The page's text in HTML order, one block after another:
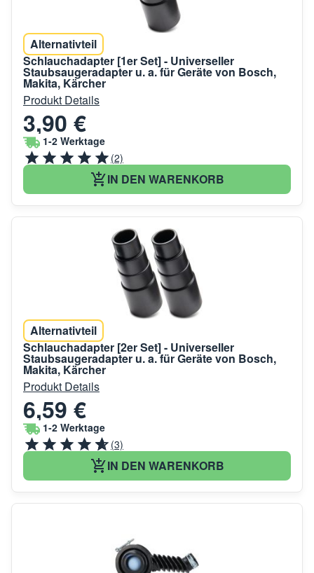
Alternativteil
Schlauchadapter [1er Set] - Universeller
Staubsaugeradapter u. a. für Geräte von Bosch,
Makita, Kärcher
Produkt Details
3,90 €
1-2 Werktage
(2)
IN DEN WARENKORB
Alternativteil
Schlauchadapter [2er Set] - Universeller
Staubsaugeradapter u. a. für Geräte von Bosch,
Makita, Kärcher
Produkt Details
6,59 €
1-2 Werktage
(3)
IN DEN WARENKORB